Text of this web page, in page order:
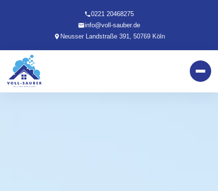
0221 20468275
info@voll-sauber.de
Neusser Landstraße 391, 50769 Köln